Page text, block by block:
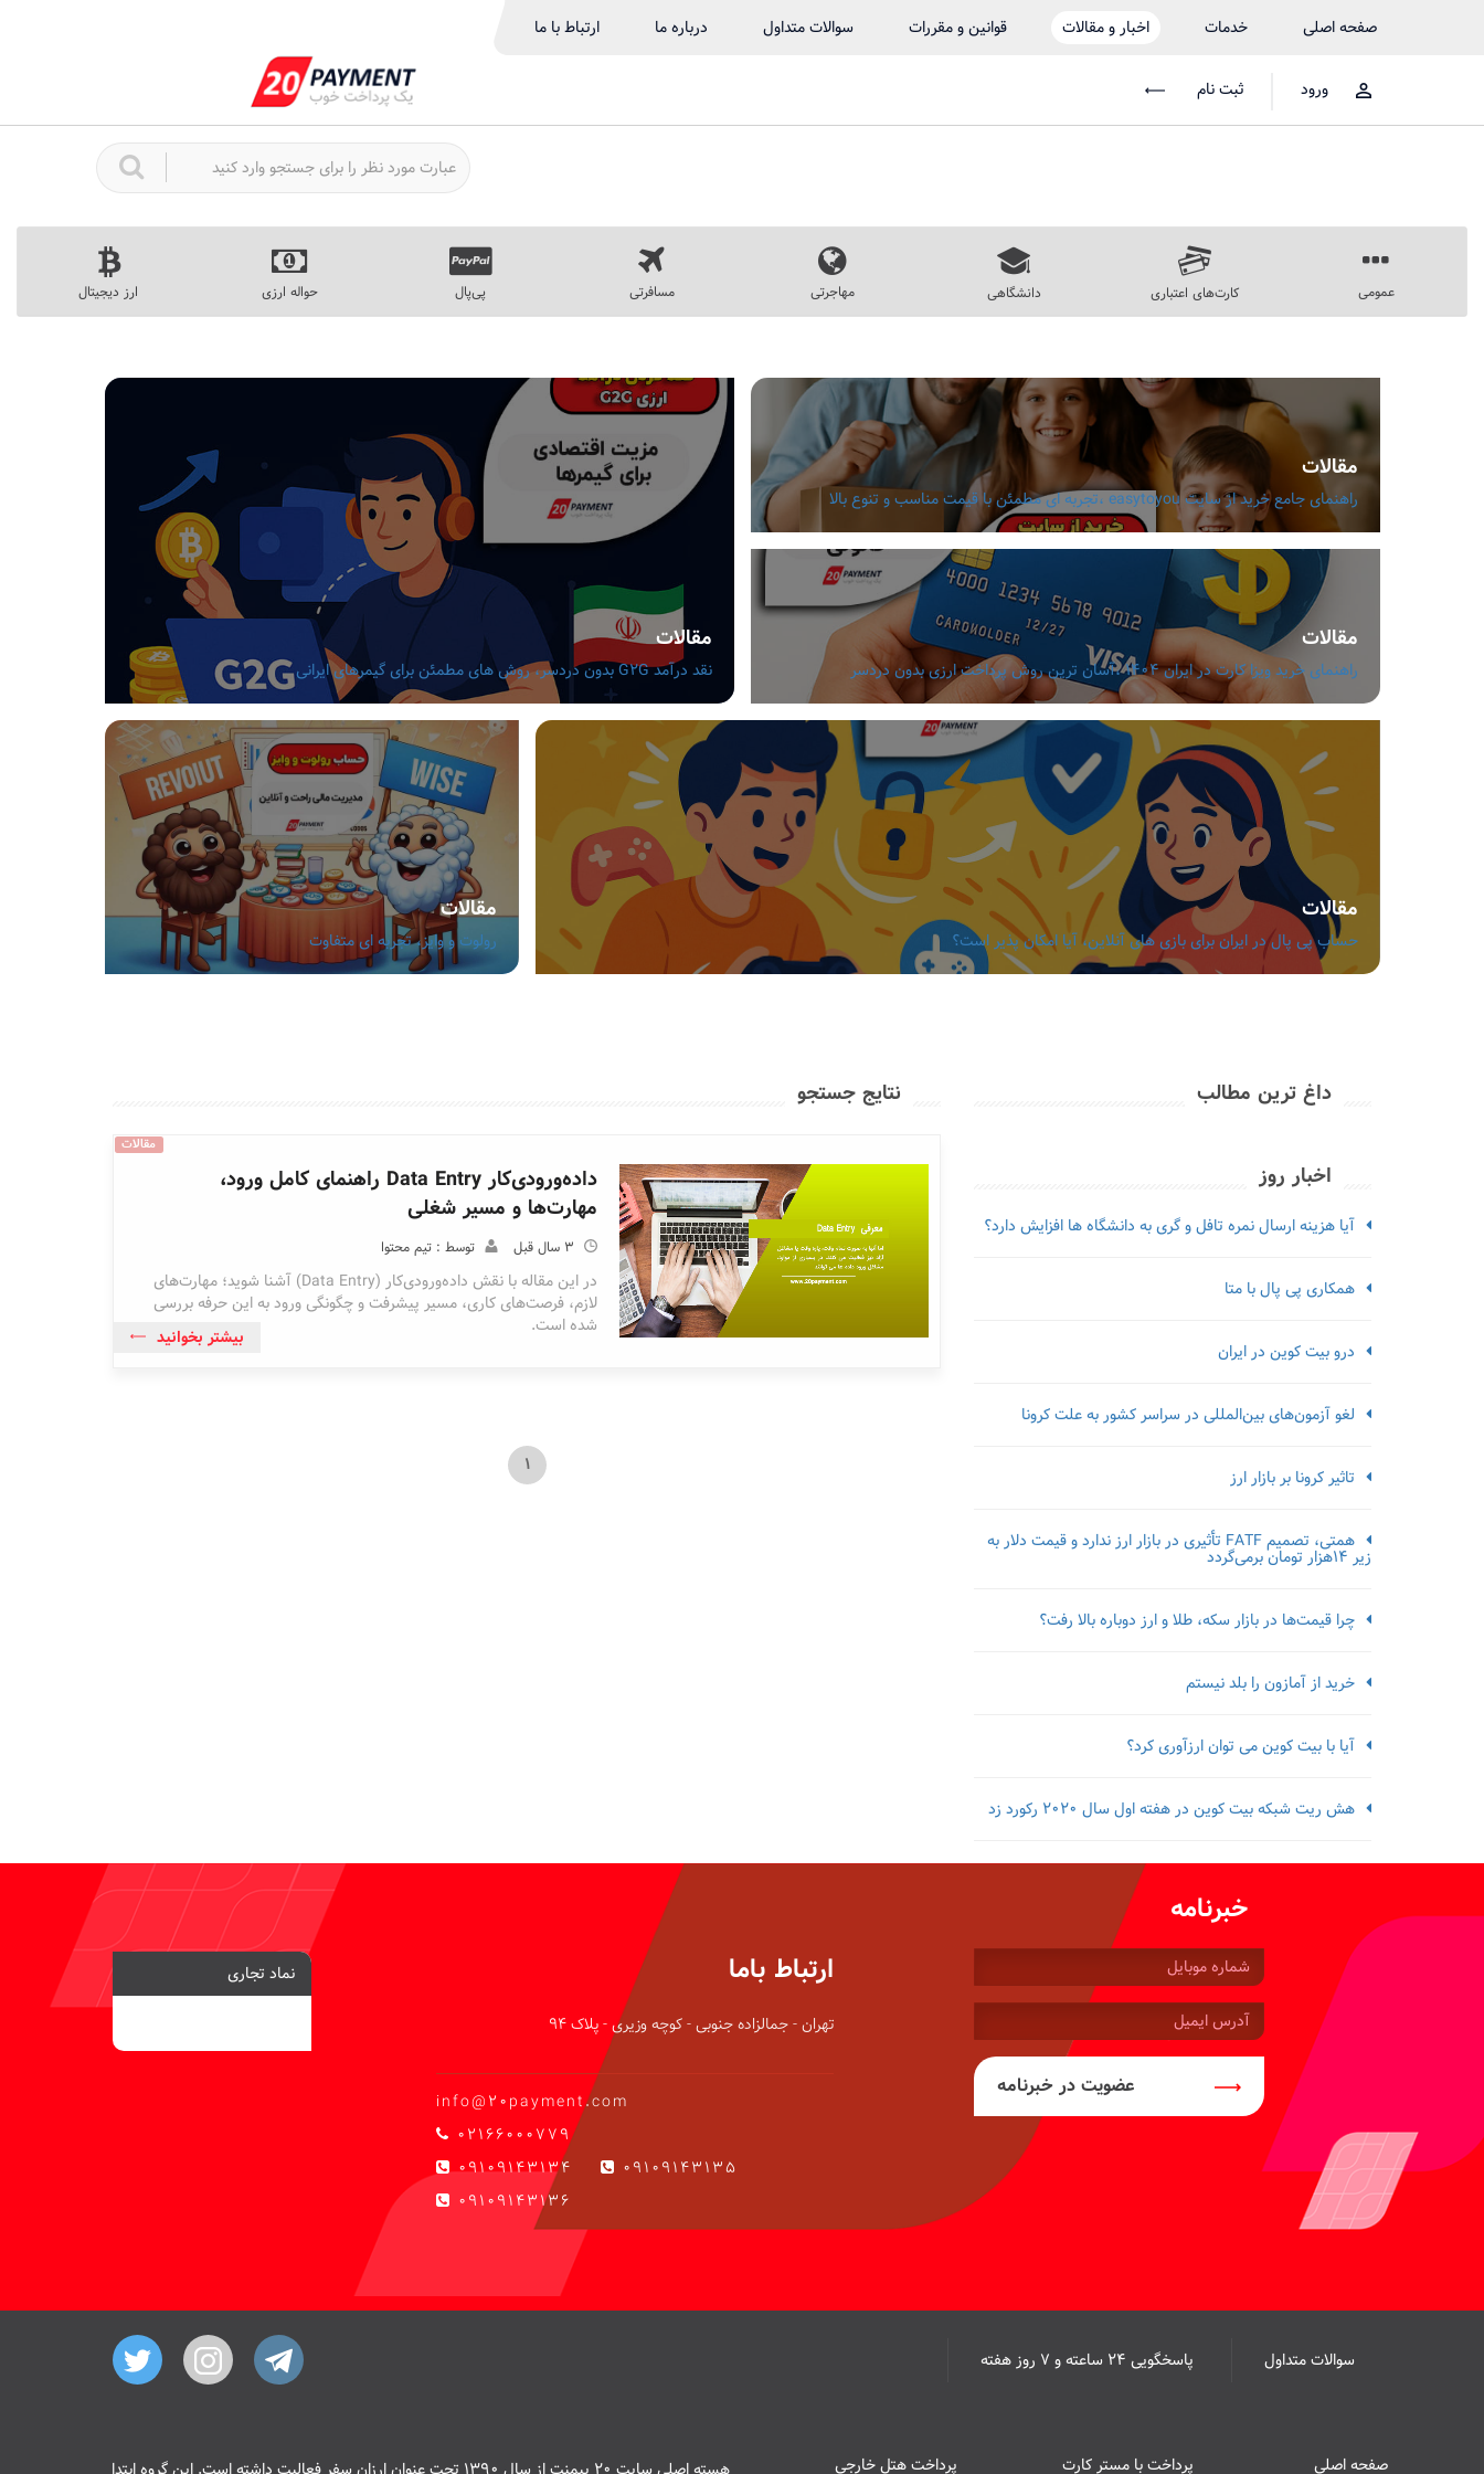
صفحه اصلی خدمات اخبار و مقالات قوانین و مقررات سوالات متداول درباره ما ارتباط با ما
ورود ثبت نام
عمومی کارت‌های اعتباری دانشگاهی مهاجرتی مسافرتی پی‌پال حواله ارزی ارز دیجیتال
مقالات
راهنمای جامع خرید از سایت easytoyou ،تجربه ای مطمئن با قیمت مناسب و تنوع بالا
مقالات
راهنمای خرید ویزا کارت در ایران 1404 ،آسان ترین روش پرداخت ارزی بدون دردسر
مقالات
نقد درآمد G2G بدون دردسر، روش های مطمئن برای گیمرهای ایرانی
مقالات
حساب پی پال در ایران برای بازی های آنلاین، آیا امکان پذیر است؟
مقالات
رولوت و وایز، تجربه ای متفاوت
نتایج جستجو
مقالات
داده‌ورودی‌کار Data Entry راهنمای کامل ورود،
مهارت‌ها و مسیر شغلی
3 سال قبل توسط : تیم محتوا
در این مقاله با نقش داده‌ورودی‌کار (Data Entry) آشنا شوید؛ مهارت‌های
لازم، فرصت‌های کاری، مسیر پیشرفت و چگونگی ورود به این حرفه بررسی
شده است.
بیشتر بخوانید
1
داغ ترین مطالب
اخبار روز
آیا هزینه ارسال نمره تافل و گری به دانشگاه ها افزایش دارد؟
همکاری پی پال با متا
درو بیت کوین در ایران
لغو آزمون‌‌های بین‌المللی در سراسر کشور به علت کرونا
تاثیر کرونا بر بازار ارز
همتی، تصمیم FATF تأثیری در بازار ارز ندارد و قیمت دلار به
زیر ۱۴هزار تومان برمی‌گردد
چرا قیمت‌ها در بازار سکه، طلا و ارز دوباره بالا رفت؟
خرید از آمازون را بلد نیستم
آیا با بیت کوین می توان ارزآوری کرد؟
هش ریت شبکه بیت کوین در هفته اول سال 2020 رکورد زد
خبرنامه
شماره
موبایل:
آدرس
ایمیل:
عضویت در خبرنامه
ارتباط باما
تهران - جمالزاده جنوبی - کوچه وزیری - پلاک 94
info@20payment.com
02166000779
09109143134
09109143135
09109143136
نماد تجاری
سوالات متداول پاسخگویی ۲۴ ساعته و ۷ روز هفته
صفحه اصلی پرداخت با مستر کارت پرداخت هتل خارجی